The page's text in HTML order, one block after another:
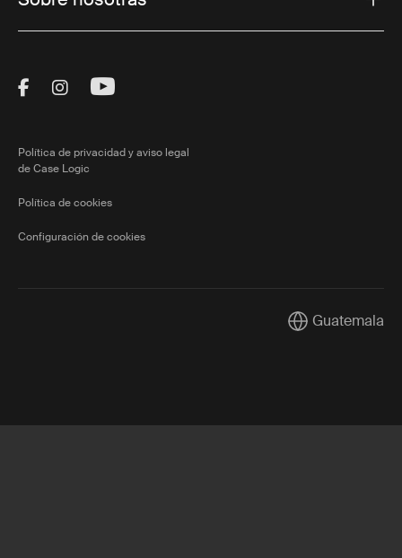
Visit Thule on Facebook (external link)
Visit Thule on Instagram (external link)
Visit Thule on Youtube (external
Política de privacidad y aviso legal
de Case Logic
Política de cookies
Configuración de cookies
Current market/
Guatemala